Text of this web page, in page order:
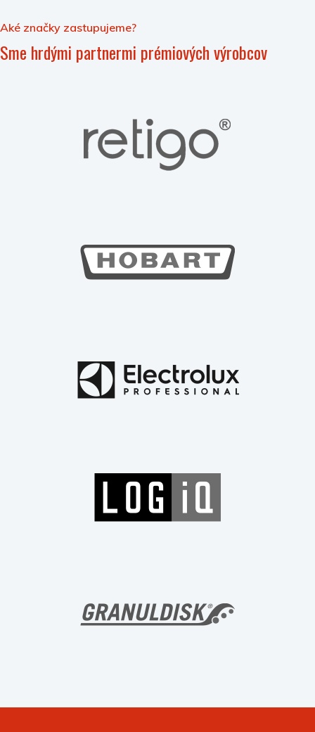
Aké značky zastupujeme?
Sme hrdými partnermi prémiových výrobcov